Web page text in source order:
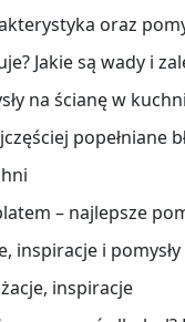
oraz
Jakie są wady i
na ścianę w
popełniane
– najlepsze
inspiracje i pomysły
inspiracje